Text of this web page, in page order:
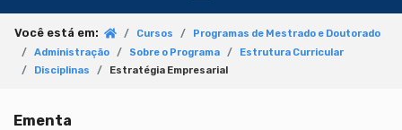
Você está em: Cursos
Programas de Mestrado e Doutorado
Administração
Sobre o Programa
Estrutura Curricular
Disciplinas
Estratégia Empresarial
Ementa